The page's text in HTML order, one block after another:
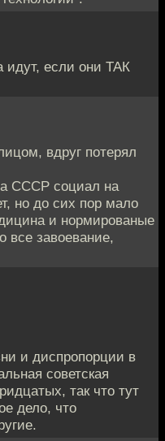
идут, если они ТАК
вдруг потерял
СССР социал на
но до сих пор мало
и нормированые
все завоевание,
и диспропорции в
советская
так что тут
дело, что